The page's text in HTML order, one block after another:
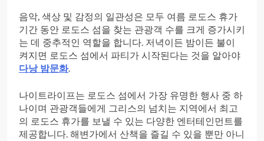
음악, 색상 및 감정의 일관성은 모두 여름 로도스 휴가
기간 동안 로도스 섬을 찾는 관광객 수를 크게 증가시키
는 데 중추적인 역할을 합니다. 저녁이든 밤이든 불이
켜지면 로도스 섬에서 파티가 시작된다는 것을 알아야
다낭 밤문화.
나이트라이프는 로도스 섬에서 가장 유명한 행사 중 하
나이며 관광객들에게 그리스의 넘치는 지역에서 최고
의 로도스 휴가를 보낼 수 있는 다양한 엔터테인먼트를
제공합니다. 해변가에서 산책을 즐길 수 있을 뿐만 아니